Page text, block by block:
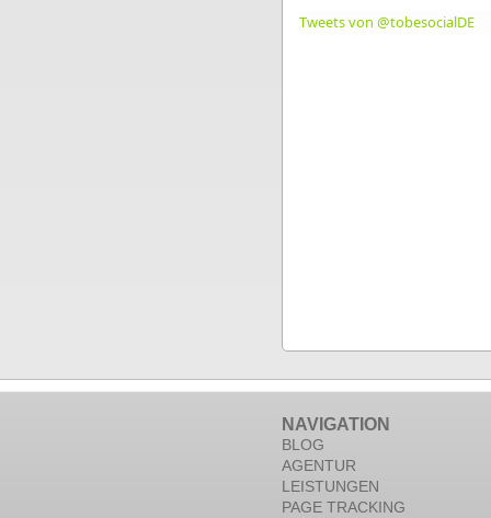
Tweets von @tobesocialDE
NAVIGATION
BLOG
AGENTUR
LEISTUNGEN
PAGE TRACKING